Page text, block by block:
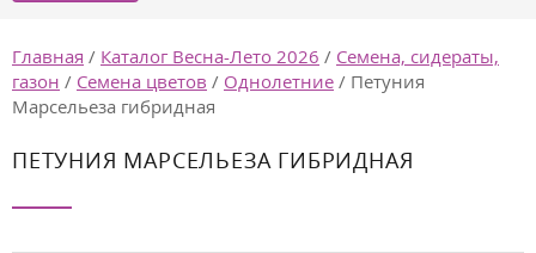
Главная / Каталог Весна-Лето 2026 / Семена, сидераты,
газон / Семена цветов / Однолетние / Петуния
Марсельеза гибридная
ПЕТУНИЯ МАРСЕЛЬЕЗА ГИБРИДНАЯ